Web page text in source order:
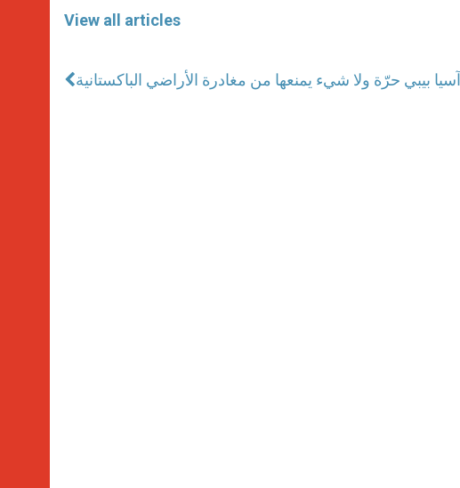
View all articles
آسيا بيبي حرّة ولا شيء يمنعها من مغادرة الأراضي الباكستانية